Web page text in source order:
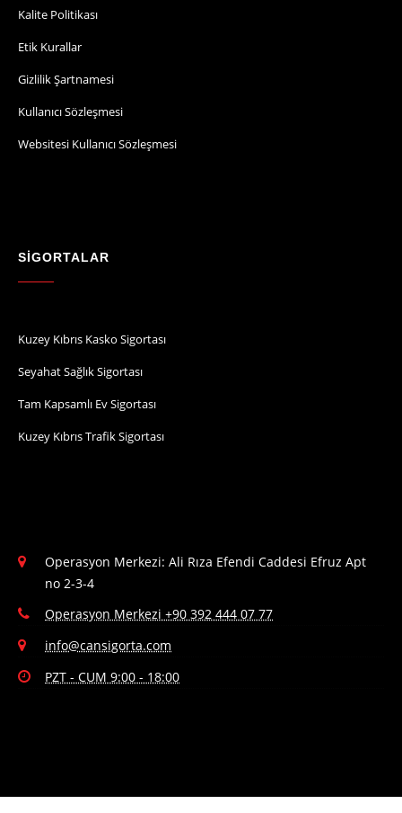
Kalite Politikası
Etik Kurallar
Gizlilik Şartnamesi
Kullanıcı Sözleşmesi
Websitesi Kullanıcı Sözleşmesi
SİGORTALAR
Kuzey Kıbrıs Kasko Sigortası
Seyahat Sağlık Sigortası
Tam Kapsamlı Ev Sigortası
Kuzey Kıbrıs Trafik Sigortası
Operasyon Merkezi: Ali Rıza Efendi Caddesi Efruz Apt
no 2-3-4
Operasyon Merkezi +90 392 444 07 77
info@cansigorta.com
PZT - CUM 9:00 - 18:00